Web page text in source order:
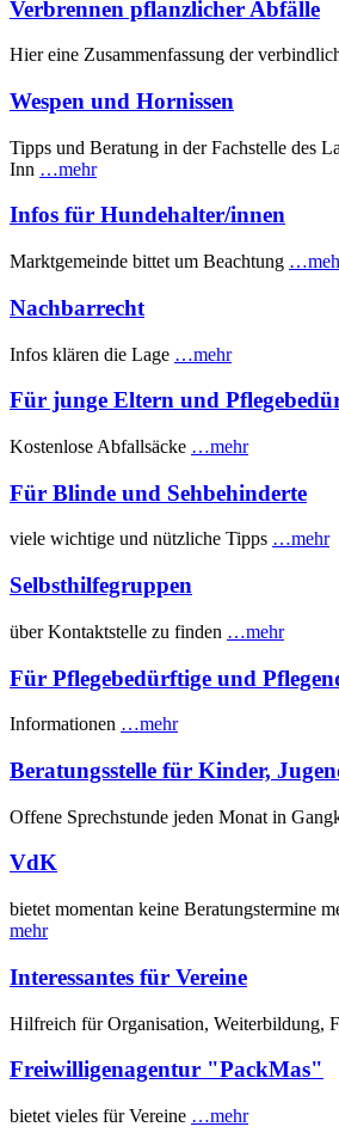
Verbrennen pflanzlicher Abfälle
Hier eine Zusammenfassung der
Wespen und Hornissen
Tipps und Beratung in der Fachstelle des
Inn …mehr
Infos für Hundehalter/innen
Marktgemeinde bittet um Beachtung
Nachbarrecht
Infos klären die Lage …mehr
Für junge Eltern und
Kostenlose Abfallsäcke …mehr
Für Blinde und Sehbehinderte
viele wichtige und nützliche Tipps …mehr
Selbsthilfegruppen
über Kontaktstelle zu finden …mehr
Für Pflegebedürftige und
Informationen …mehr
Beratungsstelle für Kinder,
Offene Sprechstunde jeden Monat in
VdK
bietet momentan keine Beratungstermine
mehr
Interessantes für Vereine
Hilfreich für Organisation, Weiterbildung,
Freiwilligenagentur "PackMas"
bietet vieles für Vereine …mehr